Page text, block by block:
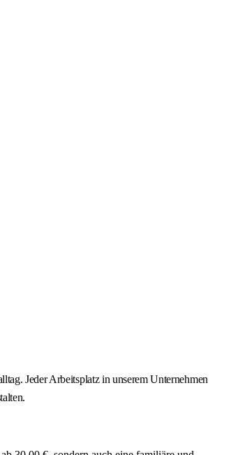
Jeder Arbeitsplatz in unserem Unternehmen